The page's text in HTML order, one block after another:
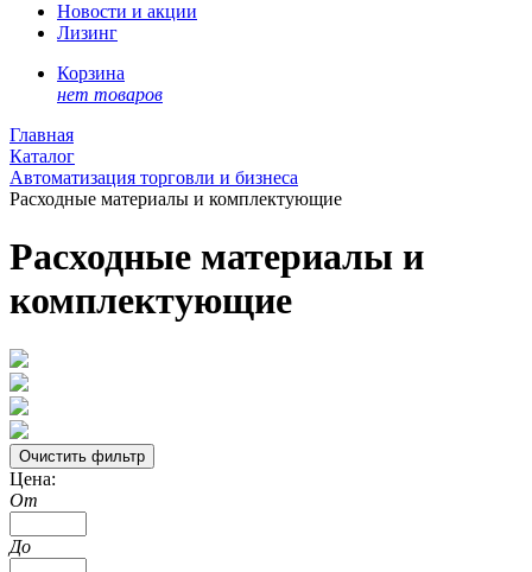
Новости и акции
Лизинг
Корзина
нет товаров
Главная
Каталог
Автоматизация торговли и бизнеса
Расходные материалы и комплектующие
Расходные материалы и
комплектующие
Цена:
От
До